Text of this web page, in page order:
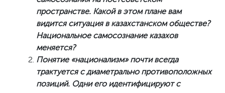
пространстве. Какой в этом плане вам
видится ситуация в казахстанском обществе?
Национальное самосознание казахов
меняется?
Понятие «национализм» почти всегда
трактуется с диаметрально противоположных
позиций. Одни его идентифицируют с